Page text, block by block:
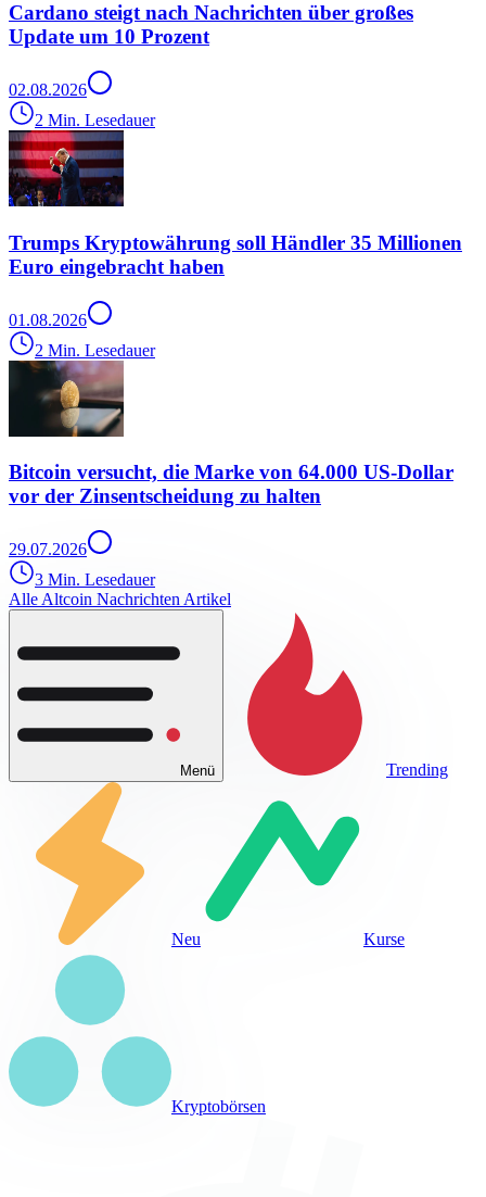
Cardano steigt nach Nachrichten über großes
Update um 10 Prozent
02.08.2026
2 Min. Lesedauer
Trumps Kryptowährung soll Händler 35 Millionen
Euro eingebracht haben
01.08.2026
2 Min. Lesedauer
Bitcoin versucht, die Marke von 64.000 US-Dollar
vor der Zinsentscheidung zu halten
29.07.2026
3 Min. Lesedauer
Alle Altcoin Nachrichten Artikel
Menü Trending
Neu Kurse
Kryptobörsen